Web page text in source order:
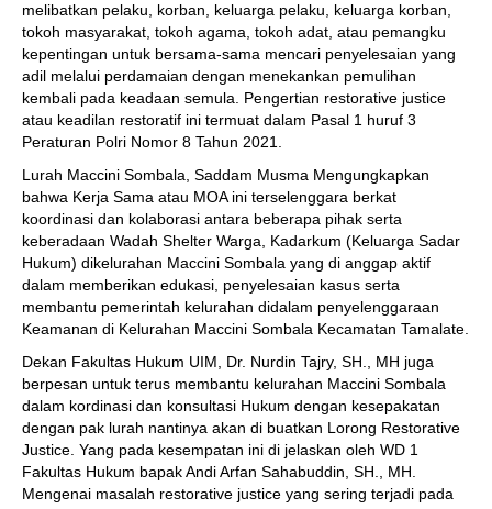
melibatkan pelaku, korban, keluarga pelaku, keluarga korban,
tokoh masyarakat, tokoh agama, tokoh adat, atau pemangku
kepentingan untuk bersama-sama mencari penyelesaian yang
adil melalui perdamaian dengan menekankan pemulihan
kembali pada keadaan semula. Pengertian restorative justice
atau keadilan restoratif ini termuat dalam Pasal 1 huruf 3
Peraturan Polri Nomor 8 Tahun 2021.
Lurah Maccini Sombala, Saddam Musma Mengungkapkan
bahwa Kerja Sama atau MOA ini terselenggara berkat
koordinasi dan kolaborasi antara beberapa pihak serta
keberadaan Wadah Shelter Warga, Kadarkum (Keluarga Sadar
Hukum) dikelurahan Maccini Sombala yang di anggap aktif
dalam memberikan edukasi, penyelesaian kasus serta
membantu pemerintah kelurahan didalam penyelenggaraan
Keamanan di Kelurahan Maccini Sombala Kecamatan Tamalate.
Dekan Fakultas Hukum UIM, Dr. Nurdin Tajry, SH., MH juga
berpesan untuk terus membantu kelurahan Maccini Sombala
dalam kordinasi dan konsultasi Hukum dengan kesepakatan
dengan pak lurah nantinya akan di buatkan Lorong Restorative
Justice. Yang pada kesempatan ini di jelaskan oleh WD 1
Fakultas Hukum bapak Andi Arfan Sahabuddin, SH., MH.
Mengenai masalah restorative justice yang sering terjadi pada